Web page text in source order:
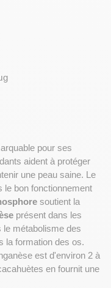
pour ses
aident à protéger
le bon fonctionnement
soutient la
le métabolisme des
la formation des os.
est d'environ 2 à
en fournit une